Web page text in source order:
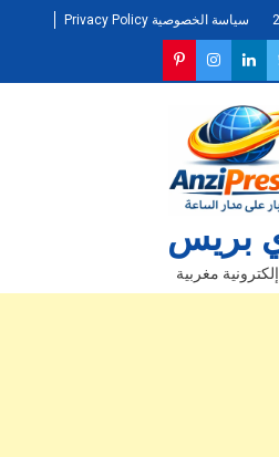
سياسة الخصوصية Privacy Policy
بريس
مغربية